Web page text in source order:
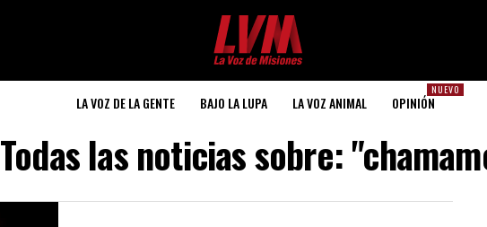
LA VOZ DE LA GENTE BAJO LA LUPA LA VOZ ANIMAL
NUEVO
OPINIÓN
Todas las noticias sobre: